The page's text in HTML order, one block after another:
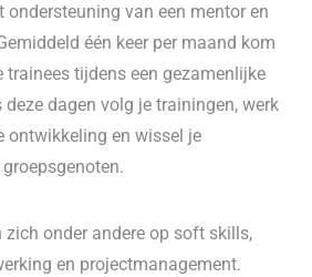
ondersteuning van een mentor en
één keer per maand kom
trainees tijdens een gezamenlijke
dagen volg je trainingen, werk
ontwikkeling en wissel je
zich onder andere op soft skills,
en projectmanagement.